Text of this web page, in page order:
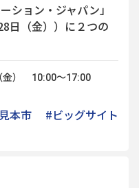
ション・ジャパン」
日（金））に２つの
金） 10:00～17:00
本市
#ビッグサイト